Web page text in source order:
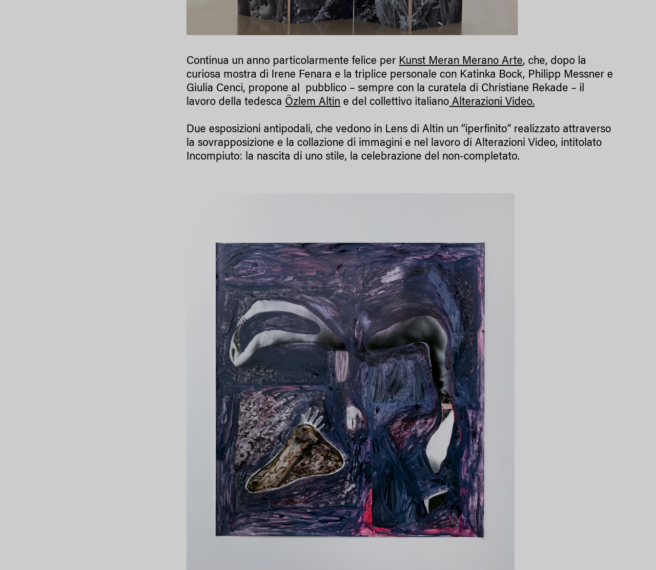
Continua un anno particolarmente felice per Kunst Meran Merano Arte, che, dopo la
curiosa mostra di Irene Fenara e la triplice personale con Katinka Bock, Philipp Messner e
Giulia Cenci, propone al pubblico – sempre con la curatela di Christiane Rekade – il
lavoro della tedesca Özlem Altin e del collettivo italiano Alterazioni Video.
Due esposizioni antipodali, che vedono in Lens di Altin un “iperfinito” realizzato attraverso
la sovrapposizione e la collazione di immagini e nel lavoro di Alterazioni Video, intitolato
Incompiuto: la nascita di uno stile, la celebrazione del non-completato.